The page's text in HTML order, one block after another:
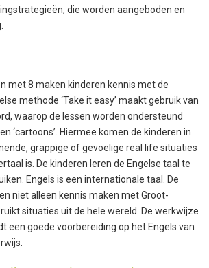
die worden aangeboden en
met 8 maken kinderen kennis met de
methode ‘Take it easy’ maakt gebruik van
waarop de lessen worden ondersteund
‘cartoons’. Hiermee komen de kinderen in
grappige of gevoelige real life situaties
is. De kinderen leren de Engelse taal te
Engels is een internationale taal. De
niet alleen kennis maken met Groot-
situaties uit de hele wereld. De werkwijze
een goede voorbereiding op het Engels van